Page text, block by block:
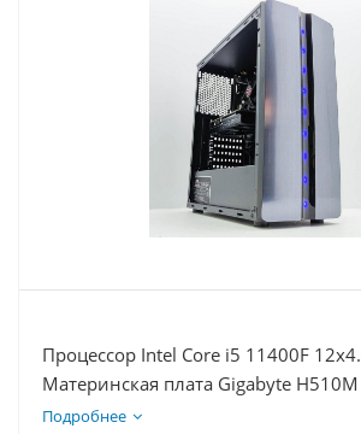
Процессор Intel Core i5 11400F
Материнская плата Gigabyte H510M
Видеокарта RTX 4060Ti 8Гб, Память
Подробнее